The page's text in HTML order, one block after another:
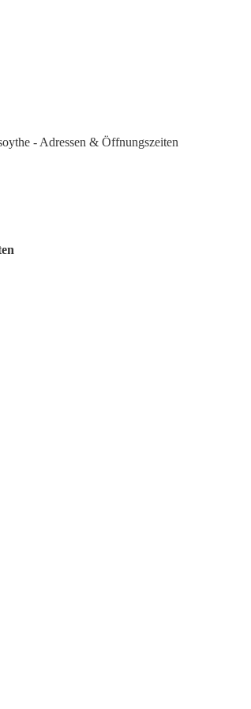
- Adressen & Öffnungszeiten